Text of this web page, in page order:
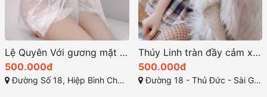
Lệ Quyên Với gương mặt hiền lành và ngây thơ
500.000đ
Đường Số 18, Hiệp Bình Chánh, Thủ Đức, Thành phố Hồ Chí Minh
Thúy Linh tràn đầy cảm xúc khi làm tình
500.000đ
Đường 18 - Thủ Đức - Sài Gòn